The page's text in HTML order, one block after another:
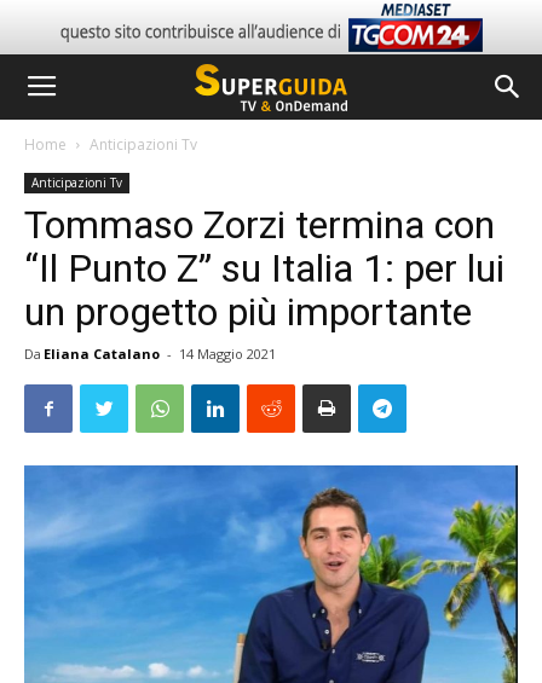
Home Anticipazioni Tv
Anticipazioni Tv
Tommaso Zorzi termina con
“Il Punto Z” su Italia 1: per lui
un progetto più importante
Da Eliana Catalano - 14 Maggio 2021